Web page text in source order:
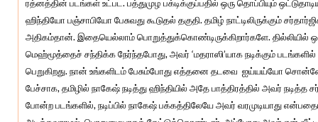
ரத்னத்தின் படங்கள் உட்பட. பத்துமுழ பக்டிக்குப்பதில் ஒரு தொப்பியும்
ஹிந்தியோ பஞ்சாபியோ பேசுவது கூடுதல் தகுதி. தமிழ் நாட்டிலிருக்கும்
அதிகம்தான். இதையெல்லாம் பொறுத்துக்கொண்டிருக்கிறார்களே. தில்லியில்
மெஹ்மூத்தைச் சந்திக்க நேர்ந்தபோது, அவர் ‘மதராஸி’யாக நடிக்கும்
பெறுகிறது. நான் உங்களிடம் பேசும்போது எத்தனை தடவை ஐய்யய்யோ
பேச்சாக, தமிழில் நாகேஷ் நடித்து ஹிந்தியில் அதே பாத்திரத்தில் அவர்
போன்ற படங்களில், நடிப்பில் நாகேஷ் பக்கத்திலேயே அவர் வரமுடியாது